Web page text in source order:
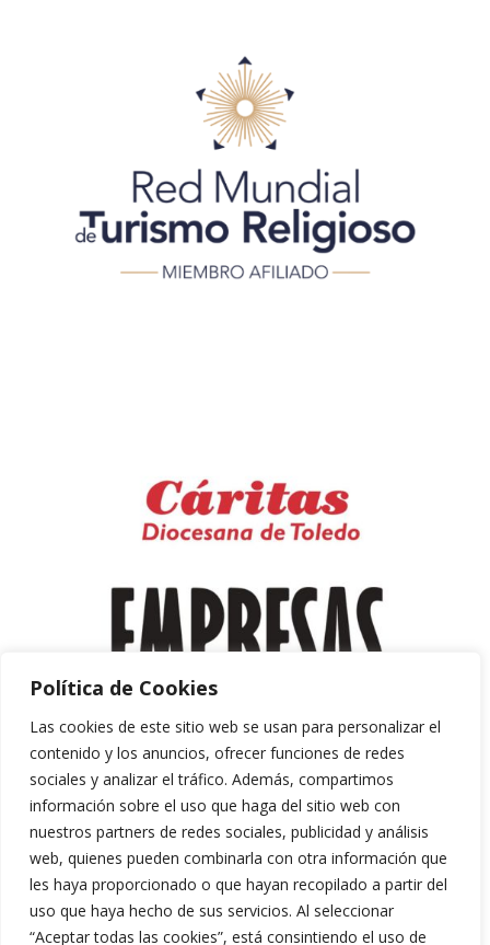
Política de Cookies
Las cookies de este sitio web se usan para personalizar el
contenido y los anuncios, ofrecer funciones de redes
sociales y analizar el tráfico. Además, compartimos
información sobre el uso que haga del sitio web con
nuestros partners de redes sociales, publicidad y análisis
web, quienes pueden combinarla con otra información que
les haya proporcionado o que hayan recopilado a partir del
uso que haya hecho de sus servicios. Al seleccionar
“Aceptar todas las cookies”, está consintiendo el uso de